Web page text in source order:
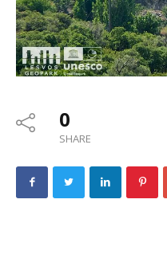
0
SHARE